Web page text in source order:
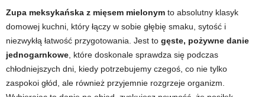
Zupa meksykańska z mięsem mielonym to absolutny klasyk
domowej kuchni, który łączy w sobie głębię smaku, sytość i
niezwykłą łatwość przygotowania. Jest to gęste, pożywne danie
jednogarnkowe , które doskonale sprawdza się podczas
chłodniejszych dni, kiedy potrzebujemy czegoś, co nie tylko
zaspokoi głód, ale również przyjemnie rozgrzeje organizm.